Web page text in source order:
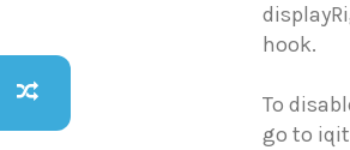
hook.
To
go to